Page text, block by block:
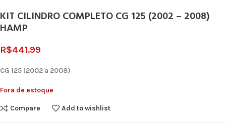
KIT CILINDRO COMPLETO CG 125 (2002 – 2008)
HAMP
R$441.99
CG 125 (2002 a 2008)
Fora de estoque
Compare Add to wishlist